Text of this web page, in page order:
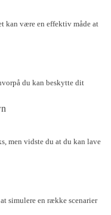
kan være en effektiv måde at
du kan beskytte dit
men vidste du at du kan lave
simulere en række scenarier